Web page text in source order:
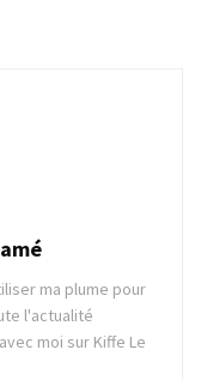
ma plume pour
l'actualité
moi sur Kiffe Le